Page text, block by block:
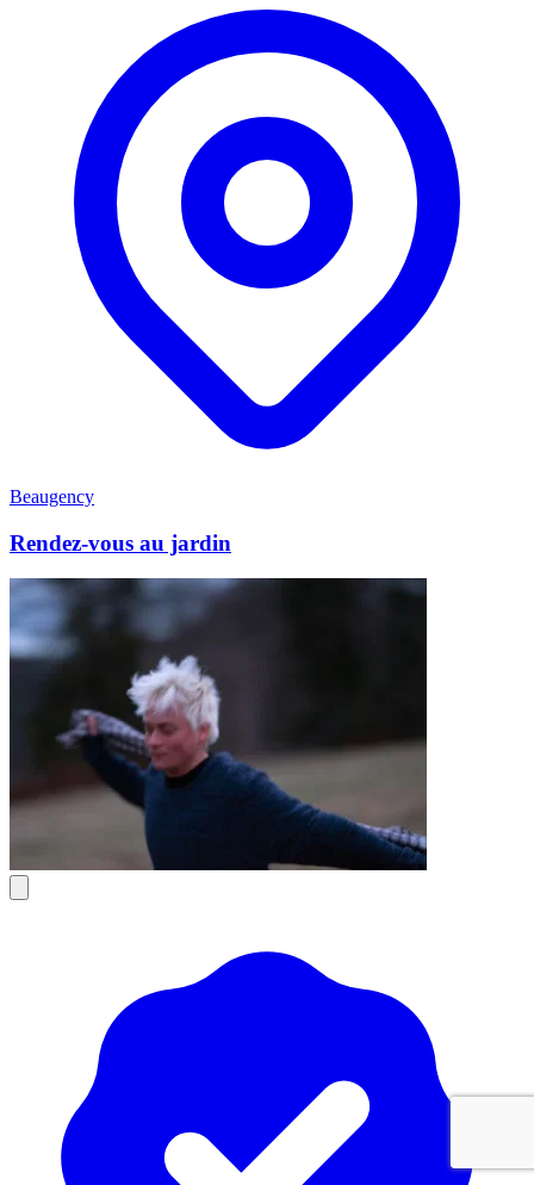
Beaugency
Rendez-vous au jardin